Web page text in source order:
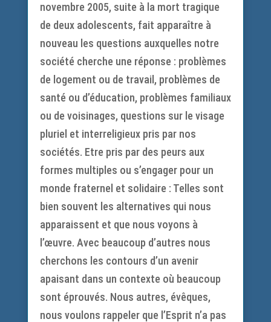
novembre 2005, suite à la mort tragique
de deux adolescents, fait apparaître à
nouveau les questions auxquelles notre
société cherche une réponse : problèmes
de logement ou de travail, problèmes de
santé ou d’éducation, problèmes familiaux
ou de voisinages, questions sur le visage
pluriel et interreligieux pris par nos
sociétés. Etre pris par des peurs aux
formes multiples ou s’engager pour un
monde fraternel et solidaire : Telles sont
bien souvent les alternatives qui nous
apparaissent et que nous voyons à
l’œuvre. Avec beaucoup d’autres nous
cherchons les contours d’un avenir
apaisant dans un contexte où beaucoup
sont éprouvés. Nous autres, évêques,
nous voulons rappeler que l’Esprit n’a pas